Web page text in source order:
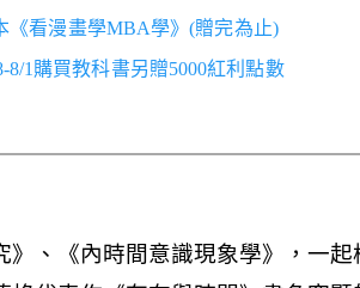
《看漫畫學MBA學》(贈完為止)
8/1購買教科書另贈5000紅利點數